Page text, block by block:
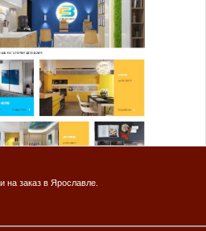
на заказ в Ярославле.